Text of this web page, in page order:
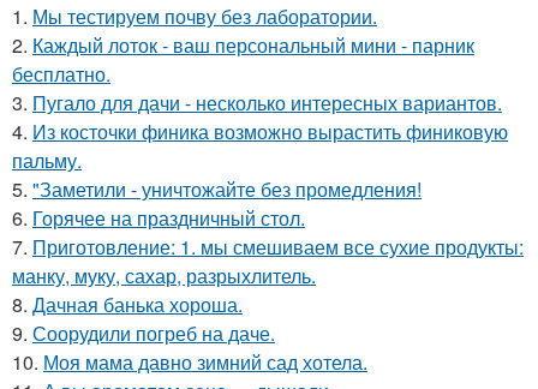
1. Мы тестируем почву без лаборатории.
2. Каждый лоток - ваш персональный мини - парник
бесплатно.
3. Пугало для дачи - несколько интересных вариантов.
4. Из косточки финика возможно вырастить финиковую
пальму.
5. "Заметили - уничтожайте без промедления!
6. Горячее на праздничный стол.
7. Приготовление: 1. мы смешиваем все сухие продукты:
манку, муку, сахар, разрыхлитель.
8. Дачная банька хороша.
9. Соорудили погреб на даче.
10. Моя мама давно зимний сад хотела.